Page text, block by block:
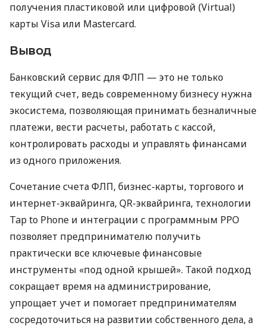
получения пластиковой или цифровой (Virtual)
карты Visa или Mastercard.
Вывод
Банковский сервис для ФЛП — это не только
текущий счет, ведь современному бизнесу нужна
экосистема, позволяющая принимать безналичные
платежи, вести расчеты, работать с кассой,
контролировать расходы и управлять финансами
из одного приложения.
Сочетание счета ФЛП, бизнес-карты, торгового и
интернет-эквайринга, QR-эквайринга, технологии
Tap to Phone и интеграции с программным РРО
позволяет предпринимателю получить
практически все ключевые финансовые
инструменты «под одной крышей». Такой подход
сокращает время на администрирование,
упрощает учет и помогает предпринимателям
сосредоточиться на развитии собственного дела, а